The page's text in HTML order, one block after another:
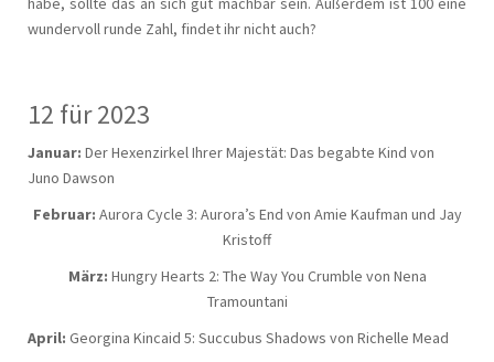
wundervoll runde Zahl, findet ihr nicht auch?
12 für 2023
Januar: Der Hexenzirkel Ihrer Majestät: Das begabte Kind von
Juno Dawson
Februar: Aurora Cycle 3: Aurora’s End von Amie Kaufman und Jay
Kristoff
März: Hungry Hearts 2: The Way You Crumble von Nena
Tramountani
April: Georgina Kincaid 5: Succubus Shadows von Richelle Mead